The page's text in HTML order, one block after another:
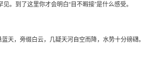
。到了这里你才会明白“目不暇接”是什么感受。
天，旁缀白云，几疑天河自空而降，水势十分磅礴。